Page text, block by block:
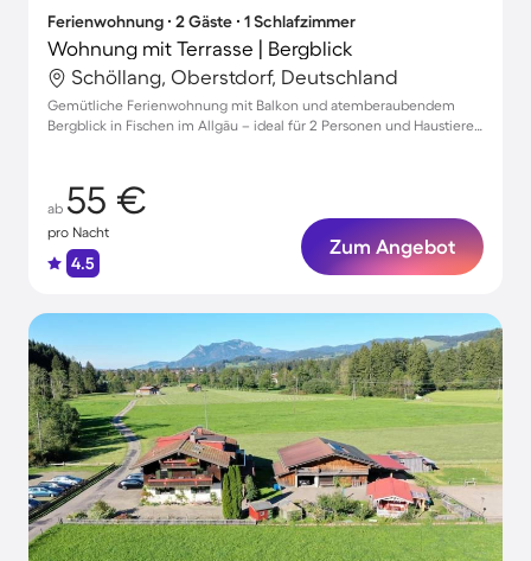
Ferienwohnung ∙ 2 Gäste ∙ 1 Schlafzimmer
Wohnung mit Terrasse | Bergblick
Schöllang, Oberstdorf, Deutschland
Gemütliche Ferienwohnung mit Balkon und atemberaubendem
Bergblick in Fischen im Allgäu – ideal für 2 Personen und Haustiere
ab 55 €
pro Nacht
4.5
Zum Angebot